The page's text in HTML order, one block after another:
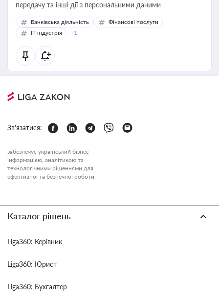
передачу та інші дії з персональними даними
Банківська діяльність
Фінансові послуги
IT-індустрія
+1
Зв'язатися:
забезпечує український бізнес
інформацією, аналітикою та
технологічними рішеннями для
ефективної та безпечної роботи.
Каталог рішень
Liga360: Керівник
Liga360: Юрист
Liga360: Бухгалтер